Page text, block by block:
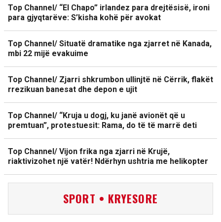
Top Channel/ “El Chapo” irlandez para drejtësisë, ironi
para gjyqtarëve: S’kisha kohë për avokat
Top Channel/ Situatë dramatike nga zjarret në Kanada,
mbi 22 mijë evakuime
Top Channel/ Zjarri shkrumbon ullinjtë në Cërrik, flakët
rrezikuan banesat dhe depon e ujit
Top Channel/ “Kruja u dogj, ku janë avionët që u
premtuan”, protestuesit: Rama, do të të marrë deti
Top Channel/ Vijon frika nga zjarri në Krujë,
riaktivizohet një vatër! Ndërhyn ushtria me helikopter
SPORT • KRYESORE